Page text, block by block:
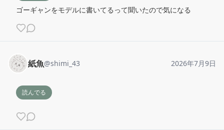
ゴーギャンをモデルに書いてるって聞いたので気になる
紙魚@shimi_43 2026年7月9日
読んでる